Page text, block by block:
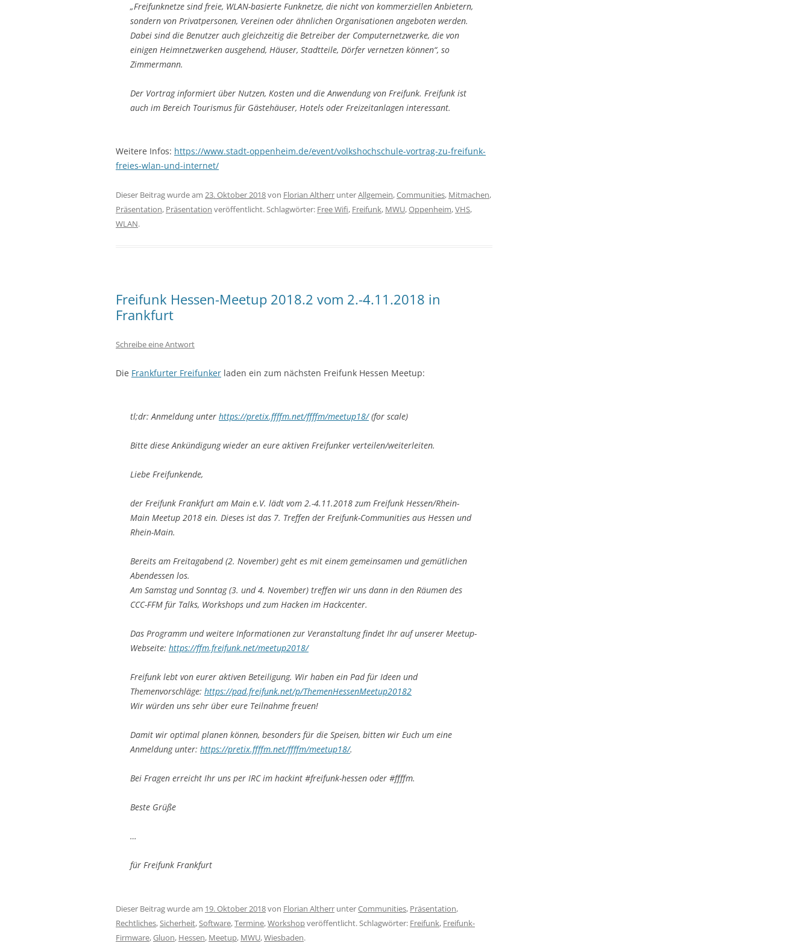
„Freifunknetze sind freie, WLAN-basierte Funknetze, die nicht von kommerziellen Anbietern,
sondern von Privatpersonen, Vereinen oder ähnlichen Organisationen angeboten werden.
Dabei sind die Benutzer auch gleichzeitig die Betreiber der Computernetzwerke, die von
einigen Heimnetzwerken ausgehend, Häuser, Stadtteile, Dörfer vernetzen können“, so
Zimmermann.
Der Vortrag informiert über Nutzen, Kosten und die Anwendung von Freifunk. Freifunk ist
auch im Bereich Tourismus für Gästehäuser, Hotels oder Freizeitanlagen interessant.
Weitere Infos: https://www.stadt-oppenheim.de/event/volkshochschule-vortrag-zu-freifunk-
freies-wlan-und-internet/
Dieser Beitrag wurde am 23. Oktober 2018von Florian Altherr unterAllgemein,Communities, Mitmachen,
Präsentation, Präsentation veröffentlicht. Schlagwörter: Free Wifi, Freifunk, MWU,Oppenheim,VHS,
WLAN.
Freifunk Hessen-Meetup 2018.2 vom 2.-4.11.2018 in
Frankfurt
Schreibe eine Antwort
Die Frankfurter Freifunker laden ein zum nächsten Freifunk Hessen Meetup:
tl;dr: Anmeldung unter https://pretix.ffffm.net/ffffm/meetup18/(for scale)
Bitte diese Ankündigung wieder an eure aktiven Freifunker verteilen/weiterleiten.
Liebe Freifunkende,
der Freifunk Frankfurt am Main e.V. lädt vom 2.-4.11.2018 zum Freifunk Hessen/Rhein-
Main Meetup 2018 ein. Dieses ist das 7. Treffen der Freifunk-Communities aus Hessen und
Rhein-Main.
Bereits am Freitagabend (2. November) geht es mit einem gemeinsamen und gemütlichen
Abendessen los.
Am Samstag und Sonntag (3. und 4. November) treffen wir uns dann in den Räumen des
CCC-FFM für Talks, Workshops und zum Hacken im Hackcenter.
Das Programm und weitere Informationen zur Veranstaltung findet Ihr auf unserer Meetup-
Webseite: https://ffm.freifunk.net/meetup2018/
Freifunk lebt von eurer aktiven Beteiligung. Wir haben ein Pad für Ideen und
Themenvorschläge: https://pad.freifunk.net/p/ThemenHessenMeetup20182
Wir würden uns sehr über eure Teilnahme freuen!
Damit wir optimal planen können, besonders für die Speisen, bitten wir Euch um eine
Anmeldung unter: https://pretix.ffffm.net/ffffm/meetup18/.
Bei Fragen erreicht Ihr uns per IRC im hackint #freifunk-hessen oder #ffffm.
Beste Grüße
…
für Freifunk Frankfurt
Dieser Beitrag wurde am 19. Oktober 2018von Florian Altherr unterCommunities, Präsentation,
Rechtliches,Sicherheit,Software,Termine,Workshopveröffentlicht. Schlagwörter: Freifunk, Freifunk-
Firmware,Gluon, Hessen, Meetup, MWU,Wiesbaden.